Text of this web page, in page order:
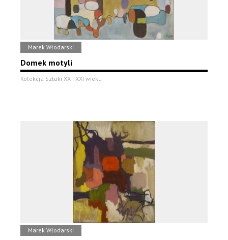
Marek Włodarski
Domek motyli
Kolekcja Sztuki XX i XXI wieku
Marek Włodarski